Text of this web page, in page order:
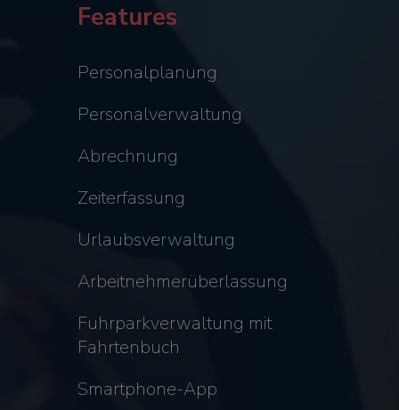
Features
Personalplanung
Personalverwaltung
Abrechnung
Zeiterfassung
Urlaubsverwaltung
Arbeitnehmerüberlassung
Fuhrparkverwaltung mit
Fahrtenbuch
Smartphone-App